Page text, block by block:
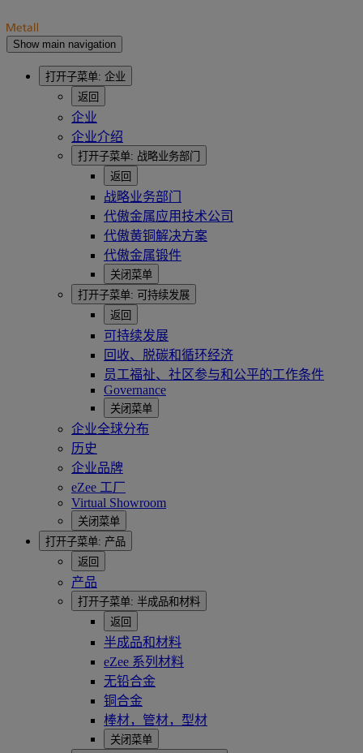
Show main navigation
打开子菜单: 企业
返回
企业
企业介绍
打开子菜单: 战略业务部门
返回
战略业务部门
代傲金属应用技术公司
代傲黄铜解决方案
代傲金属锻件
关闭菜单
打开子菜单: 可持续发展
返回
可持续发展
回收、脱碳和循环经济
员工福祉、社区参与和公平的工作条件
Governance
关闭菜单
企业全球分布
历史
企业品牌
eZee 工厂
Virtual Showroom
关闭菜单
打开子菜单: 产品
返回
产品
打开子菜单: 半成品和材料
返回
半成品和材料
eZee 系列材料
无铅合金
铜合金
棒材，管材，型材
关闭菜单